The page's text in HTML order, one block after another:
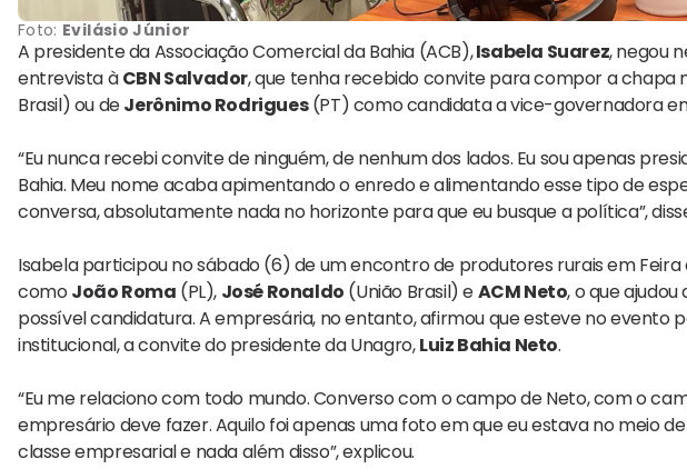
Foto: Evilásio Júnior
A presidente da Associação Comercial da Bahia (ACB),Isabela Suarez, negou
entrevista àCBN Salvador, que tenha recebido convite para compor a chapa
Brasil) ou deJerônimo Rodrigues(PT) como candidata a vice-governadora
“Eu nunca recebi convite de ninguém, de nenhum dos lados. Eu sou apenas
Bahia. Meu nome acaba apimentando o enredo e alimentando esse tipo de
conversa, absolutamente nada no horizonte para que eu busque a política”,
Isabela participou no sábado (6) de um encontro de produtores rurais em Feira
como João Roma (PL), José Ronaldo (União Brasil) eACM Neto, o que
possível candidatura. A empresária, no entanto, afirmou que esteve no evento
institucional, a convite do presidente daUnagro,Luiz Bahia Neto.
“Eu me relaciono com todo mundo. Converso com o campo de Neto, com o
empresário deve fazer. Aquilo foi apenas uma foto em que eu estava no meio
classe empresarial e nada além disso”, explicou.